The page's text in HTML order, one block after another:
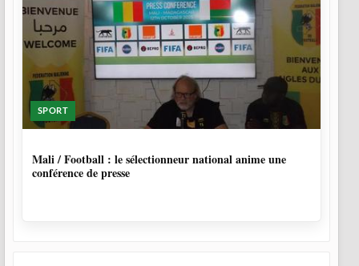
SPORT
Mali / Football : le sélectionneur national anime une
conférence de presse